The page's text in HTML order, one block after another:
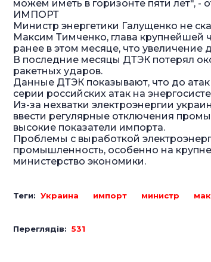
можем иметь в горизонте пяти лет", -
ИМПОРТ
Министр энергетики Галущенко не
Максим Тимченко, глава крупнейшей
ранее в этом месяце, что
В последние месяцы ДТЭК потерял
ракетных ударов.
Данные ДТЭК показывают, что до
серии российских атак на
Из-за нехватки электроэнергии
ввести регулярные отключения
высокие показатели импорта.
Проблемы с выработкой
промышленность, особенно на
министерство экономики.
Теги: Украина импорт министр
Переглядів: 531